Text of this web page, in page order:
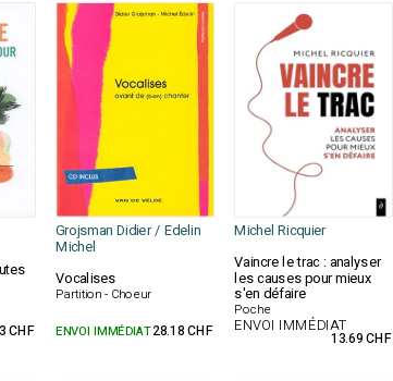
Grojsman Didier / Edelin
Michel
Michel Ricquier
Vocalises
Partition - Choeur
Vaincre le trac : analyser
les causes pour mieux
s'en défaire
Poche
CHF ENVOI IMMÉDIAT28.18 CHF ENVOI IMMÉDIAT
13.69 CHF